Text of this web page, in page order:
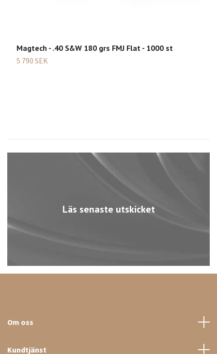
Läs senaste utskicket
Magtech - .40 S&W 180 grs FMJ Flat - 1000 st
5 790 SEK
Om oss
Kundtjänst